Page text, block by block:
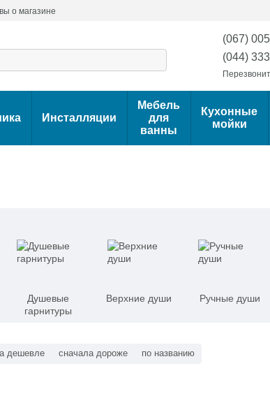
о магазине
(067)
(044)
Инсталляции
Мебель
для
ванны
Кухонные
мойки
Душевые
гарнитуры
Верхние души Ручные души
дешевле сначала дороже по названию